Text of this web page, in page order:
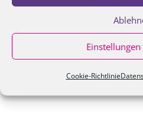
Einstellungen
Cookie-Richtlinie